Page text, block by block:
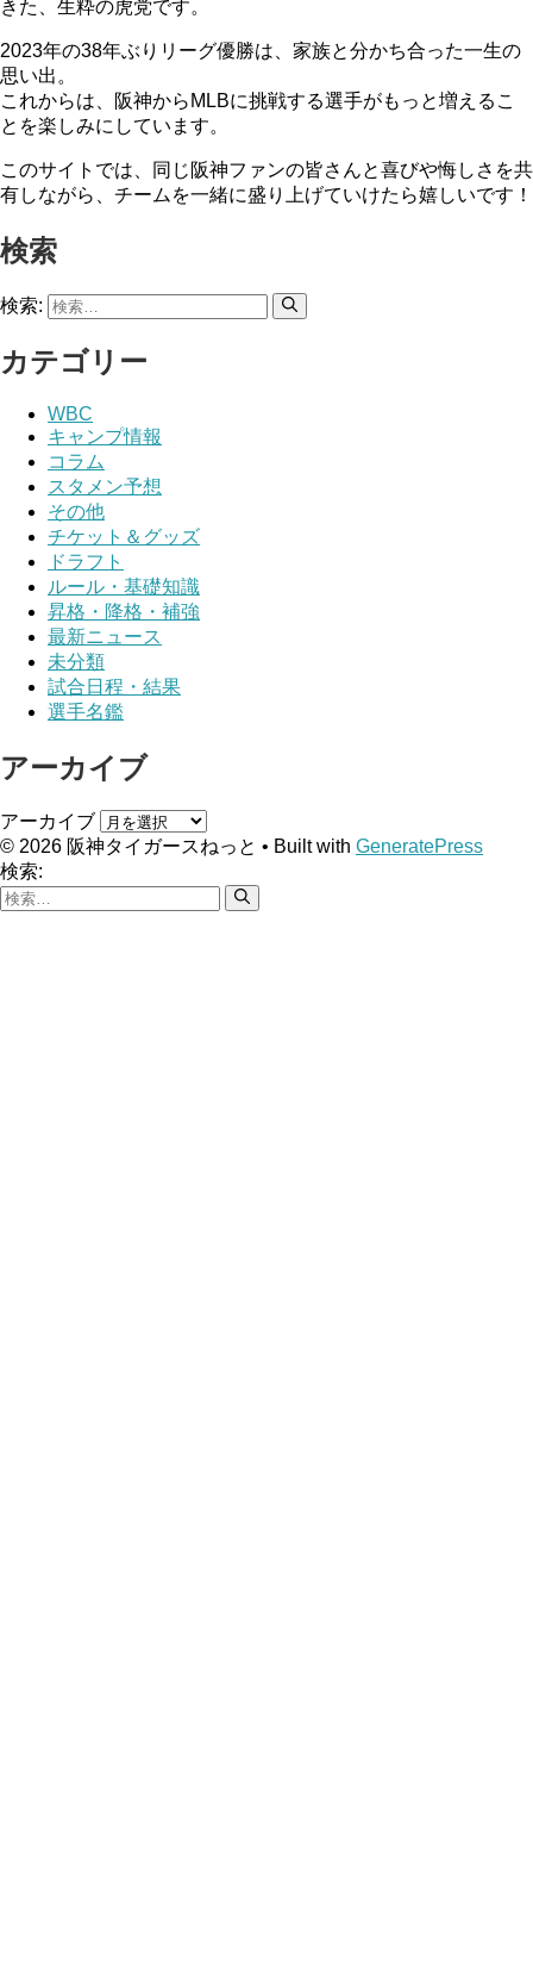
きた、生粋の虎党です。
2023年の38年ぶりリーグ優勝は、家族と分かち合った一生の
思い出。
これからは、阪神からMLBに挑戦する選手がもっと増えるこ
とを楽しみにしています。
このサイトでは、同じ阪神ファンの皆さんと喜びや悔しさを共
有しながら、チームを一緒に盛り上げていけたら嬉しいです！
検索
検索:
カテゴリー
WBC
キャンプ情報
コラム
スタメン予想
その他
チケット＆グッズ
ドラフト
ルール・基礎知識
昇格・降格・補強
最新ニュース
未分類
試合日程・結果
選手名鑑
アーカイブ
アーカイブ
© 2026 阪神タイガースねっと • Built with GeneratePress
検索: